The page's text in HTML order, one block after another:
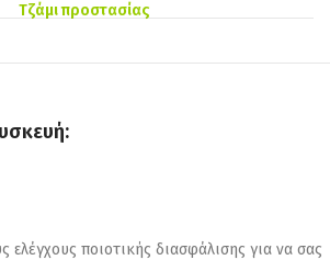
Τζάμι προστασίας
ελέγχους ποιοτικής διασφάλισης για να σας